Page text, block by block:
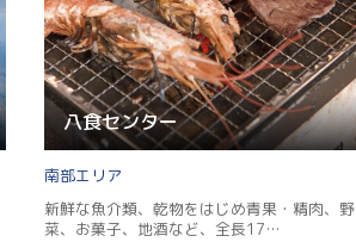
八食センター
南部
新鮮な魚介類、乾物をはじめ青果・精肉、野
菜、お菓子、地酒など、全長17…